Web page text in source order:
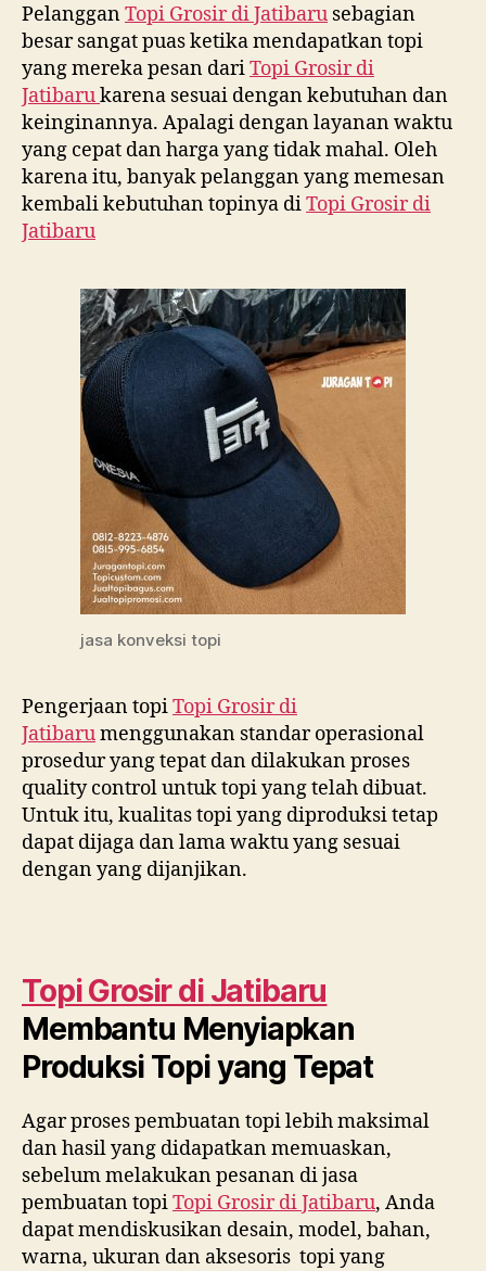
PelangganTopi Grosir diJatibaru sebagian
besar sangat puas ketika mendapatkan topi
yang mereka pesan dariTopi Grosir di
Jatibarukarena sesuai dengan kebutuhan dan
keinginannya. Apalagi dengan layanan waktu
yang cepat dan harga yang tidak mahal. Oleh
karena itu, banyak pelanggan yang memesan
kembali kebutuhan topinya diTopi Grosir di
Jatibaru
jasa konveksi topi
Pengerjaan topiTopi Grosir di
Jatibarumenggunakan standar operasional
prosedur yang tepat dan dilakukan proses
quality control untuk topi yang telah dibuat.
Untuk itu, kualitas topi yang diproduksi tetap
dapat dijaga dan lama waktu yang sesuai
dengan yang dijanjikan.
Topi Grosir di Jatibaru
Membantu Menyiapkan
Produksi Topi yang Tepat
Agar proses pembuatan topi lebih maksimal
dan hasil yang didapatkan memuaskan,
sebelum melakukan pesanan di jasa
pembuatan topiTopi Grosir diJatibaru, Anda
dapat mendiskusikan desain, model, bahan,
warna, ukuran dan aksesoris topi yang